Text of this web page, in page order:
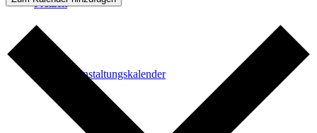
Freizeit
Veranstaltungskalender